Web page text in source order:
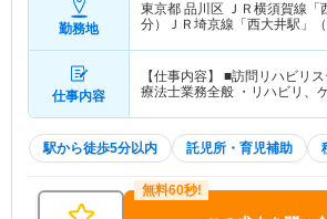
勤務地
東京都 品川区 ＪＲ横須賀線「
分）ＪＲ埼京線「西大井駅」
仕事内容
【仕事内容】 ■訪問リハビリ
療法士業務全般 ・リハビリ、
駅から徒歩5分以内 託児所・育児補助